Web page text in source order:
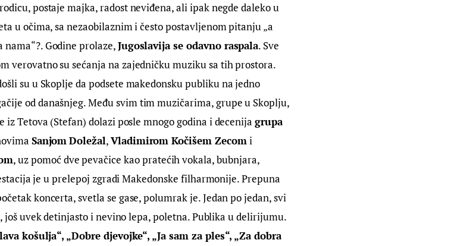
postaje majka, radost neviđena, ali ipak negde daleko u
u očima, sa nezaobilaznim i često postavljenom pitanju „a
nama“?. Godine prolaze, Jugoslavija se odavno raspala. Sve
verovatno su sećanja na zajedničku muziku sa tih prostora.
su u Skoplje da podsete makedonsku publiku na jedno
od današnjeg. Među svim tim muzičarima, grupe u Skoplju,
iz Tetova (Stefan) dolazi posle mnogo godina i decenija grupa
SanjomDoležal, Vladimirom Kočišem Zecom i
, uz pomoć dve pevačice kao pratećih vokala, bubnjara,
je u prelepoj zgradi Makedonske filharmonije. Prepuna
koncerta, svetla se gase, polumrak je. Jedan po jedan, svi
još uvek detinjasto i nevino lepa, poletna. Publika u delirijumu.
košulja“, „Dobre djevojke“, „Ja sam za ples“, „Za dobra